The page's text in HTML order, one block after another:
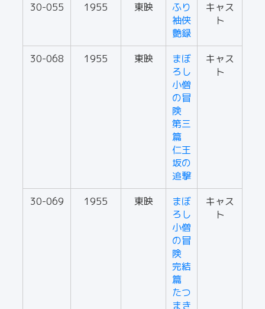
30-055 1955 東映
ふり
袖侠
艶録
キャス
ト
30-068 1955 東映
まぼ
ろし
小僧
の冒
険
第三
篇
仁王
坂の
追撃
キャス
ト
30-069 1955 東映
まぼ
ろし
小僧
の冒
険
完結
篇
たつ
まき
キャス
ト